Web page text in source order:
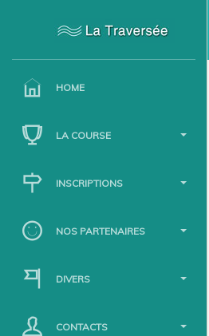
HOME
LA COURSE
INSCRIPTIONS
NOS PARTENAIRES
DIVERS
CONTACTS